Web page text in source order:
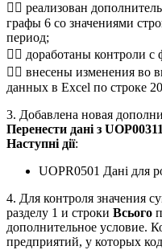
 реализован
графы 6 со значениями
период;
 доработаны контроли
 внесены изменения во
данных в Excel по строке
3. Добавлена новая
Перенести дані з
Наступні дії:
UOPR0501 Дані для
4. Для контроля значения
разделу 1 и строки Всього
дополнительное условие.
предприятий, у которых